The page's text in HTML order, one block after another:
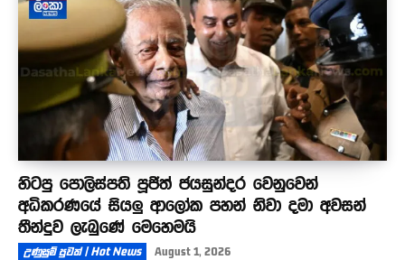
හිටපු පොලිස්පති පූජිත් ජයසුන්දර වෙනුවෙන්
අධිකරණයේ සියලු ආලෝක පහන් නිවා දමා අවසන්
තීන්දුව ලැබුණේ මෙහෙමයි
උණුසුම් පුවත් | Hot News August 1, 2026